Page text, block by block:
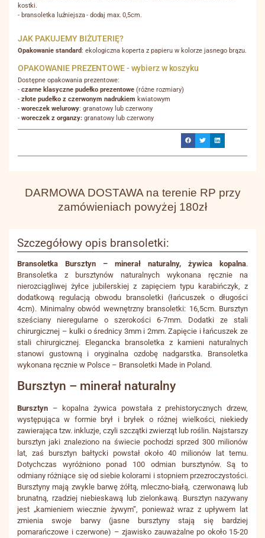
kostki.
- bransoletka luźniejsza - dodaj max. 0,5cm.
JAK PAKUJEMY BIŻUTERIĘ?
Opakowanie standard: ekologiczna koperta z papieru w kolorze jasnego brązu.
OPAKOWANIE PREZENTOWE - wybierz w koszyku
Dostępne opakowania prezentowe:
- czarne klasyczne pudełko prezentowe (różne rozmiary)
- złote pudełko z czerwonym nadrukiem kwiatowym
- woreczek welurowy: granatowy lub czerwony
- woreczek z organzy: granatowy lub czerwony
DARMOWA DOSTAWA na terenie RP przy
zamówieniach powyżej 180zł
Szczegółowy opis bransoletki:
Bransoletka Bursztyn – minerał naturalny, żywica kopalna.
Bransoletka z bursztynów naturalnych wykonana ręcznie na
nierozciągliwej żyłce jubilerskiej z zapięciem typu karabińczyk, z
dodatkową regulacją obwodu bransoletki (łańcuszek o długości
4cm). Minimalny obwód wewnętrzny bransoletki: 16,5cm. Bursztyn
sześciany nieregularne o szerokości 6-7mm. Dodatki ze stali
chirurgicznej – kulki o średnicy 3mm i 2mm. Zapięcie i łańcuszek ze
stali chirurgicznej. Elegancka bransoletka z kamieni naturalnych
stanowi gustowną i oryginalna ozdobę nadgarstka. Bransoletka
wykonana ręcznie w Polsce – Bransoletki Made in Poland.
Bursztyn – minerał naturalny
Bursztyn – kopalna żywica powstała z prehistorycznych drzew,
występująca w formie brył i bryłek o różnej wielkości, niekiedy
zawierająca tzw. inkluzje, czyli szczątki zwierząt lub roślin. Najstarszy
bursztyn jaki znaleziono na świecie pochodzi sprzed 300 milionów
lat, zaś bursztyn bałtycki powstał około 40 milionów lat temu.
Dotychczas wyróżniono ponad 100 odmian bursztynów. Są to
odmiany różniące się od siebie kolorami i stopniem przezroczystości.
Bursztyny mają zwykle barwę żółtą, mleczno-białą, czerwonawą lub
brunatną, rzadziej niebieskawą lub zielonkawą. Bursztyn nazywany
jest „kamieniem wiecznie żywym”, ponieważ wraz z upływem lat
zmienia swoje barwy (jasne bursztyny stają się bardziej
pomarańczowe i czerwone) – zjawisko zauważalne po około 15-20